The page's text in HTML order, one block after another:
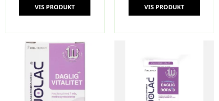
VIS PRODUKT VIS PRODUKT